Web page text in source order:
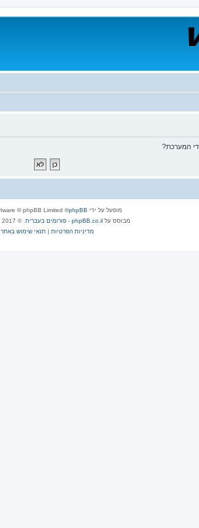
המערכת?
מופעל על ידי phpBB
® Forum Software © phpBB Limited
מבוסס על phpBB.co.il - פורומים בעברית
. © 2017 - phpBB.co.il.
מדיניות הפרטיות |תנאי שימוש באתר